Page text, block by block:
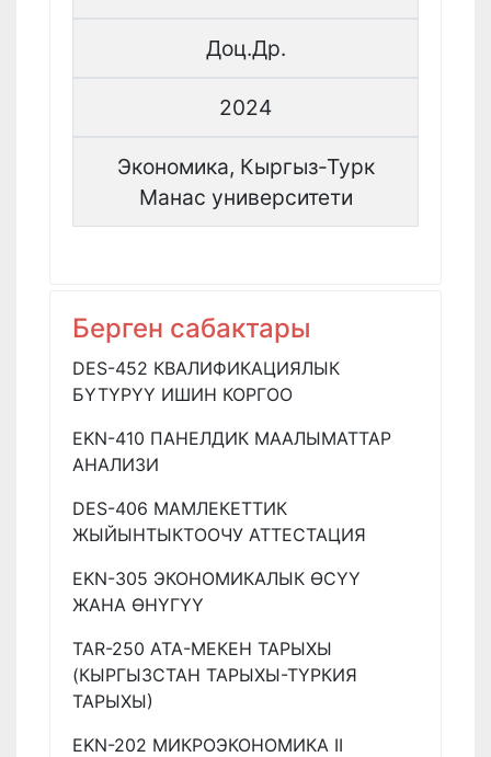
Доц.Др.
2024
Экономика, Кыргыз-Турк
Манас университети
Берген сабактары
DES-452 КВАЛИФИКАЦИЯЛЫК
БҮТҮРҮҮ ИШИН КОРГОО
EKN-410 ПАНЕЛДИК МААЛЫМАТТАР
АНАЛИЗИ
DES-406 МАМЛЕКЕТТИК
ЖЫЙЫНТЫКТООЧУ АТТЕСТАЦИЯ
EKN-305 ЭКОНОМИКАЛЫК ӨСҮҮ
ЖАНА ӨНҮГҮҮ
TAR-250 АТА-МЕКЕН ТАРЫХЫ
(КЫРГЫЗСТАН ТАРЫХЫ-ТҮРКИЯ
ТАРЫХЫ)
EKN-202 МИКРОЭКОНОМИКА II